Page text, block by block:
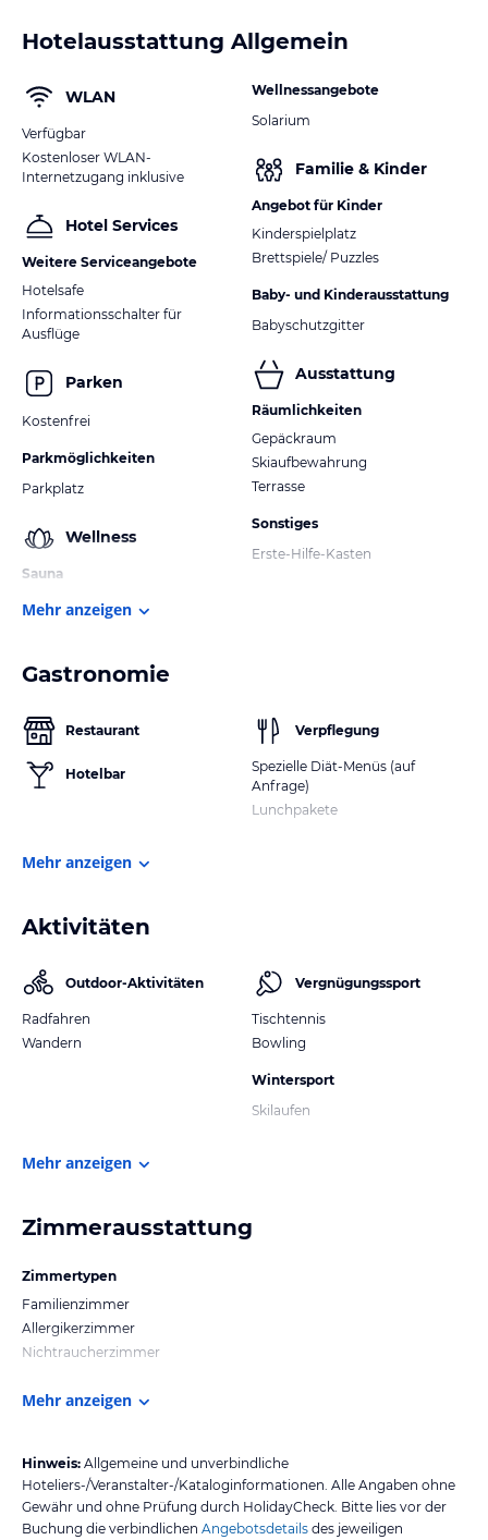
Hotelausstattung Allgemein
WLAN
Verfügbar
Kostenloser WLAN-
Internetzugang inklusive
Hotel Services
Weitere Serviceangebote
Hotelsafe
Informationsschalter für
Ausflüge
Parken
Kostenfrei
Parkmöglichkeiten
Parkplatz
Wellness
Sauna
Wellnessangebote
Solarium
Familie & Kinder
Angebot für Kinder
Kinderspielplatz
Brettspiele/ Puzzles
Baby- und Kinderausstattung
Babyschutzgitter
Ausstattung
Räumlichkeiten
Gepäckraum
Skiaufbewahrung
Terrasse
Sonstiges
Erste-Hilfe-Kasten
Mehr anzeigen
Gastronomie
Restaurant
Hotelbar
Verpflegung
Spezielle Diät-Menüs (auf
Anfrage)
Lunchpakete
Mehr anzeigen
Aktivitäten
Outdoor-Aktivitäten
Radfahren
Wandern
Vergnügungssport
Tischtennis
Bowling
Wintersport
Skilaufen
Mehr anzeigen
Zimmerausstattung
Zimmertypen
Familienzimmer
Allergikerzimmer
Nichtraucherzimmer
Mehr anzeigen
Hinweis: Allgemeine und unverbindliche
Hoteliers-/Veranstalter-/Kataloginformationen. Alle Angaben ohne
Gewähr und ohne Prüfung durch HolidayCheck. Bitte lies vor der
Buchung die verbindlichen Angebotsdetails des jeweiligen